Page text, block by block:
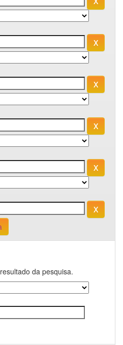
da pesquisa.